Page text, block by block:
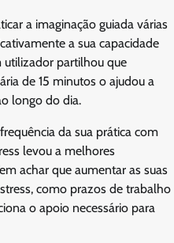
a imaginação guiada várias
a sua capacidade
utilizador partilhou que
de 15 minutos o ajudou a
longo do dia.
da sua prática com
levou a melhores
achar que aumentar as suas
como prazos de trabalho
o apoio necessário para